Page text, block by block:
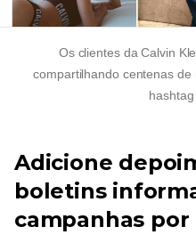
Os clientes da Calvin
compartilhando centenas
Adicione
boletins
campanhas por